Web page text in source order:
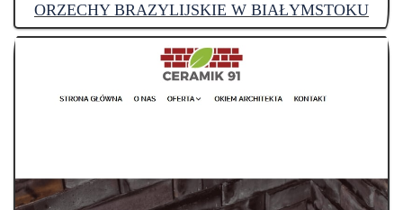
ORZECHY BRAZYLIJSKIE W BIAŁYMSTOKU